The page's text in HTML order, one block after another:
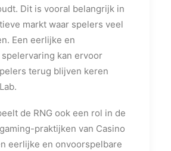
Dit is vooral belangrijk in
markt waar spelers veel
Een eerlijke en
kan ervoor
terug blijven keren
de RNG ook een rol in de
praktijken van Casino
eerlijke en onvoorspelbare